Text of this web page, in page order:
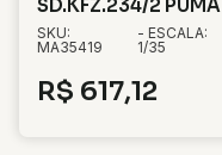
SD.KFZ.234/2 PUMA
SKU:
MA35419
- ESCALA:
1/35
R$ 617,12